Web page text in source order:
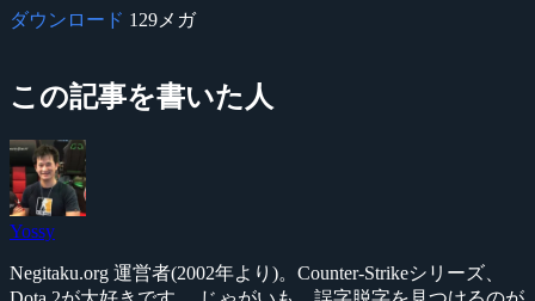
ダウンロード 129メガ
この記事を書いた人
Yossy
Negitaku.org 運営者(2002年より)。Counter-Strikeシリーズ、